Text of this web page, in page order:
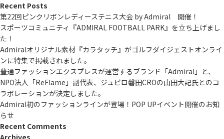
Recent Posts
第22回ピンクリボンレディーステニス大会 by Admiral 開催！
スポーツコミュニティ『ADMIRAL FOOTBALL PARK』を立ち上げまし
た！
Admiralオリジナル素材『カラタッチ』がゴルフダイジェストオンライ
ンに特集で掲載されました。
豊通ファッションエクスプレスが運営するブランド「Admiral」と、
NPO法人「ReFlame」副代表、ジュビロ磐田CROの山田大記氏とのコ
ラボレーションが決定しました。
Admiral初のファッションラインが登場！POP UPイベント開催のお知
らせ
Recent Comments